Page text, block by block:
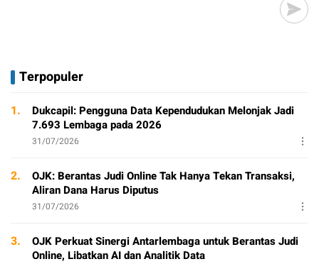
Terpopuler
1.
Dukcapil: Pengguna Data Kependudukan Melonjak Jadi
7.693 Lembaga pada 2026
31/07/2026
2.
OJK: Berantas Judi Online Tak Hanya Tekan Transaksi,
Aliran Dana Harus Diputus
31/07/2026
3.
OJK Perkuat Sinergi Antarlembaga untuk Berantas Judi
Online, Libatkan AI dan Analitik Data